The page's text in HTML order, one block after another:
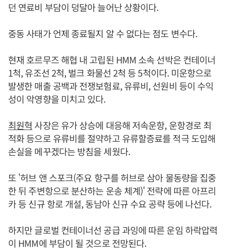
던 연료비 부담이 덩달아 늘어난 상황이다.
중동 사태가 언제 종료될지 알 수 없다는 점도 변수다.
현재 호르무즈 해협 내 고립된 HMM 소속 선박은 컨테이너
1척, 유조선 2척, 벌크 화물선 2척 등 5척이다. 미운항으로
발생한 매출 공백과 전쟁보험료, 유류비, 선원비 등이 수익
성이 악영향을 미치고 있다.
최원혁 사장은 유가 상승에 대응해 저속운항, 운항경로 최
적화 등으로 유류비를 절약하고 유류할증료를 적극 도입해
손실을 메꾸겠다는 방침을 세웠다.
또 '허브 앤 스포크(주요 항구를 허브로 삼아 물동량을 집중
한 뒤 주변항으로 분산하는 운송 체계)' 전략에 따른 아프리
카 등 신규 항로 개설, 동남아 신규 수요 공략 등에 나선다.
하지만 글로벌 컨테이너선 공급 과잉에 따른 운임 하락압력
이 HMM에 부담이 될 것으로 전망된다.